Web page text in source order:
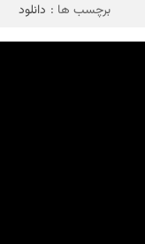
برچسب ها : دانلود